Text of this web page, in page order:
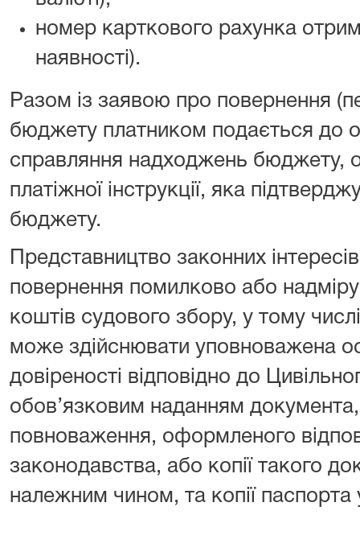
номер карткового рахунка
наявності).
Разом із заявою про повернення
бюджету платником подається до
справляння надходжень бюджету,
платіжної інструкції, яка
бюджету.
Представництво законних
повернення помилково або
коштів судового збору, у тому
може здійснювати уповноважена
довіреності відповідно до
обов’язковим наданням документа,
повноваження, оформленого
законодавства, або копії такого
належним чином, та копії